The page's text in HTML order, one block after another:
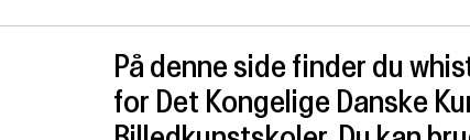
På denne side finder du
for Det Kongelige Danske